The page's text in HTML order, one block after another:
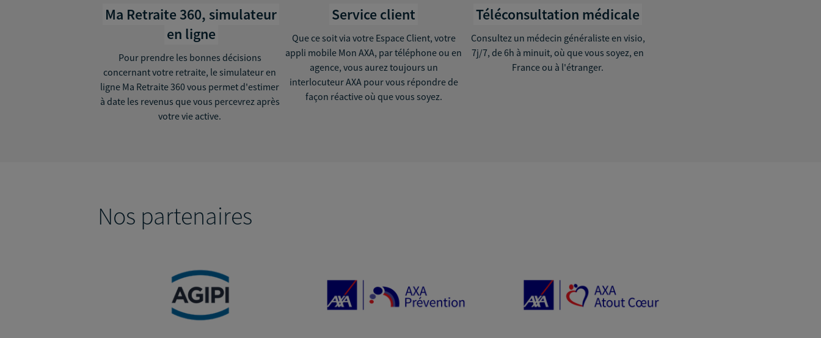
Ma Retraite 360, simulateur
en ligne
Pour prendre les bonnes décisions
concernant votre retraite, le simulateur en
ligne Ma Retraite 360 vous permet d'estimer
à date les revenus que vous percevrez après
votre vie active.
Service client
Que ce soit via votre Espace Client, votre
appli mobile Mon AXA, par téléphone ou en
agence, vous aurez toujours un
interlocuteur AXA pour vous répondre de
façon réactive où que vous soyez.
Téléconsultation médicale
Consultez un médecin généraliste en visio,
7j/7, de 6h à minuit, où que vous soyez, en
France ou à l'étranger.
Nos partenaires